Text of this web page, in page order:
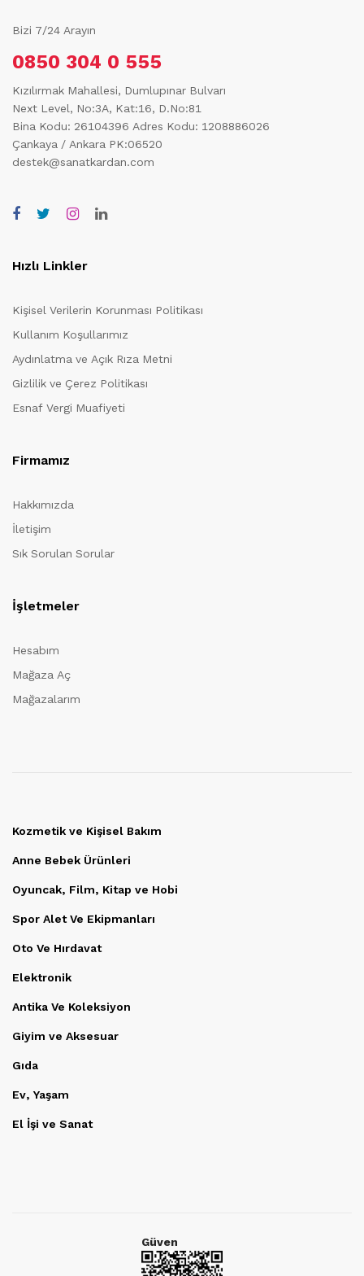
Bizi 7/24 Arayın
0850 304 0 555
Kızılırmak Mahallesi, Dumlupınar Bulvarı
Next Level, No:3A, Kat:16, D.No:81
Bina Kodu: 26104396 Adres Kodu: 1208886026
Çankaya / Ankara PK:06520
destek@sanatkardan.com
Hızlı Linkler
Kişisel Verilerin Korunması Politikası
Kullanım Koşullarımız
Aydınlatma ve Açık Rıza Metni
Gizlilik ve Çerez Politikası
Esnaf Vergi Muafiyeti
Firmamız
Hakkımızda
İletişim
Sık Sorulan Sorular
İşletmeler
Hesabım
Mağaza Aç
Mağazalarım
Kozmetik ve Kişisel Bakım
Anne Bebek Ürünleri
Oyuncak, Film, Kitap ve Hobi
Spor Alet Ve Ekipmanları
Oto Ve Hırdavat
Elektronik
Antika Ve Koleksiyon
Giyim ve Aksesuar
Gıda
Ev, Yaşam
El İşi ve Sanat
Güven